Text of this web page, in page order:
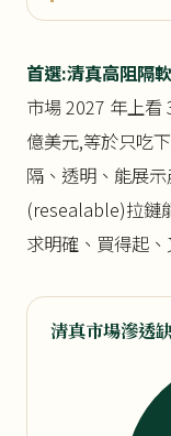
首選:清真高阻隔
市場 2027 年上看
億美元,等於只吃
隔、透明、能展
(resealable)拉鏈
求明確、買得起
清真市場滲透